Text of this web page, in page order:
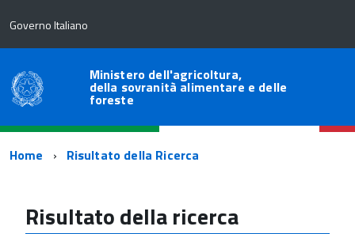
Governo Italiano
Ministero dell'agricoltura,
della sovranità alimentare e delle
foreste
Percorso
navigazione
Home Risultato della Ricerca
Risultato della ricerca